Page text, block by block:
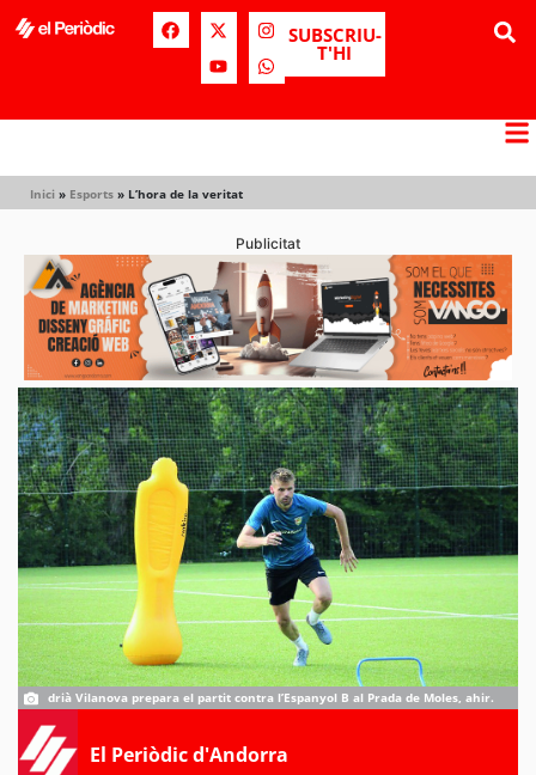
SUBSCRIU-
T'HI
Inici » Esports » L’hora de la veritat
Publicitat
drià Vilanova prepara el partit contra l’Espanyol B al Prada de Moles, ahir.
El Periòdic d'Andorra